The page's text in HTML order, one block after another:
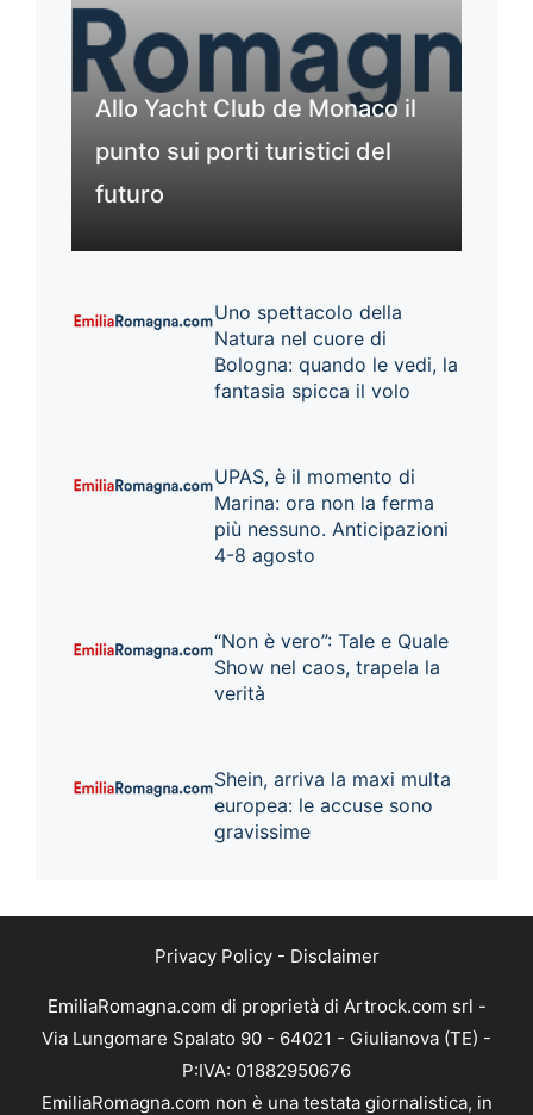
Allo Yacht Club de Monaco il
punto sui porti turistici del
futuro
Uno spettacolo della
Natura nel cuore di
Bologna: quando le vedi, la
fantasia spicca il volo
UPAS, è il momento di
Marina: ora non la ferma
più nessuno. Anticipazioni
4-8 agosto
“Non è vero”: Tale e Quale
Show nel caos, trapela la
verità
Shein, arriva la maxi multa
europea: le accuse sono
gravissime
Privacy Policy- Disclaimer
EmiliaRomagna.com di proprietà di Artrock.com srl -
Via Lungomare Spalato 90 - 64021 - Giulianova (TE) -
P:IVA: 01882950676
EmiliaRomagna.com non è una testata giornalistica, in